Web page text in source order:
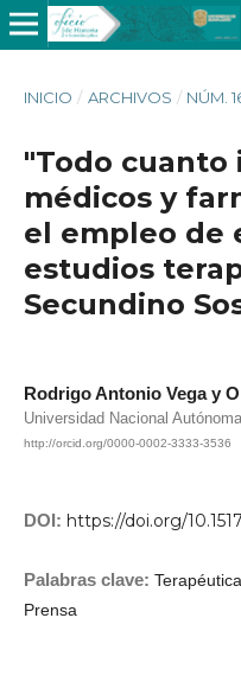
INICIO / ARCHIVOS / NÚM.
"Todo cuanto
médicos y
el empleo de
estudios
Secundino
Rodrigo Antonio Vega y
Universidad Nacional
http://orcid.org/0000-0002-3333-3536
DOI: https://doi.org/
Palabras clave:
Prensa